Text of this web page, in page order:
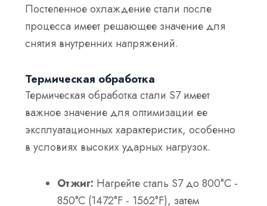
Постепенное охлаждение стали после
процесса имеет решающее значение для
снятия внутренних напряжений.
Термическая обработка
Термическая обработка стали S7 имеет
важное значение для оптимизации ее
эксплуатационных характеристик, особенно
в условиях высоких ударных нагрузок.
Отжиг: Нагрейте сталь S7 до 800°C -
850°C (1472°F - 1562°F), затем